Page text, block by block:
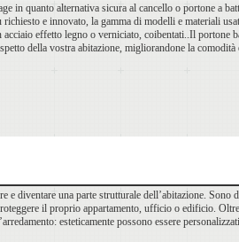
in quanto alternativa sicura al cancello o portone a
e innovato, la gamma di modelli e materiali
effetto legno o verniciato, coibentati..Il portone
della vostra abitazione, migliorandone la comodità
diventare una parte strutturale dell’abitazione. Sono
il proprio appartamento, ufficio o edificio.
esteticamente possono essere